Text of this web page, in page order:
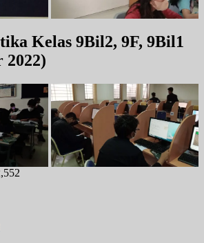
Kelas 9Bil2, 9F, 9Bil1
2022)